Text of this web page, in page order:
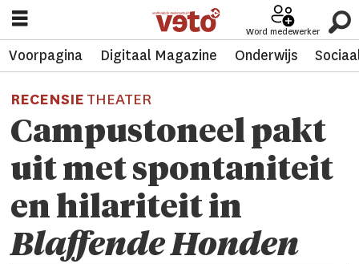
Word medewerker
Voorpagina Digitaal Magazine Onderwijs
RECENSIE THEATER
Campustoneel pakt
uit met spontaniteit
en hilariteit in
Blaffende Honden